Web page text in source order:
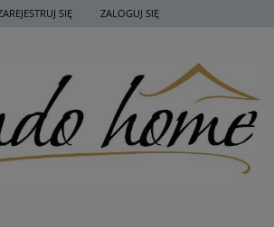
SIĘ ZALOGUJ SIĘ